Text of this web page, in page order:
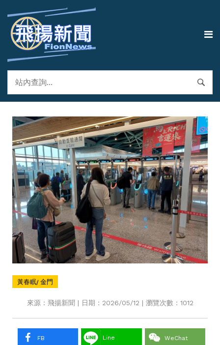
黃春眠/ 金門
來源：飛揚新聞 | 日期：2026/05/12 | 瀏覽次數：1012
FB Line WeChat